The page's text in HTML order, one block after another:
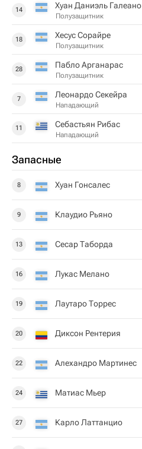
14 Хуан Даниэль Галеано
Полузащитник
18 Хесус Сорайре
Полузащитник
28 Пабло Арганарас
Полузащитник
7 Леонардо Секейра
Нападающий
11 Себастьян Рибас
Нападающий
Запасные
8 Хуан Гонсалес
9 Клаудио Рьяно
13 Сесар Таборда
16 Лукас Мелано
19 Лаутаро Торрес
20 Диксон Рентерия
22 Алехандро Мартинес
24 Матиас Мьер
27 Карло Латтанцио